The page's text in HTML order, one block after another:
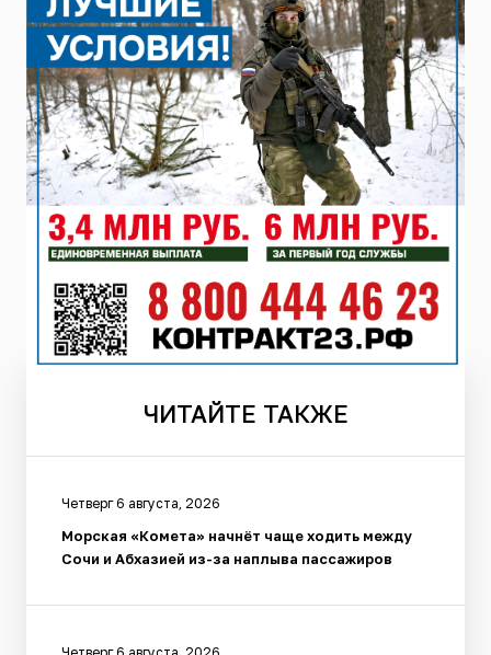
ЧИТАЙТЕ ТАКЖЕ
Четверг 6 августа, 2026
Морская «Комета» начнёт чаще ходить между
Сочи и Абхазией из-за наплыва пассажиров